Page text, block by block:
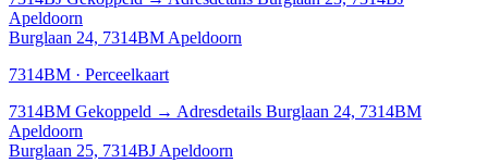
Apeldoorn
Burglaan 24, 7314BM Apeldoorn
7314BM · Perceelkaart
7314BM Gekoppeld → Adresdetails Burglaan 24, 7314BM
Apeldoorn
Burglaan 25, 7314BJ Apeldoorn